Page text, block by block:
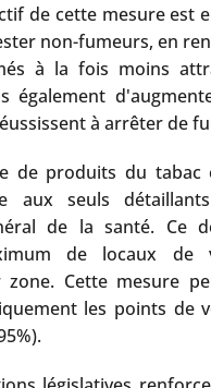
de cette mesure est
non-fumeurs, en
à la fois moins
également
à arrêter de
de produits du
aux seuls
de la santé. Ce
de locaux de
zone. Cette mesure
les points de